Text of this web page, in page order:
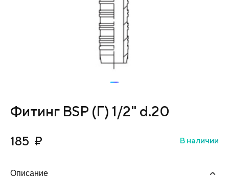
Фитинг BSP (Г) 1/2" d.20
185 ₽ В наличии
Описание